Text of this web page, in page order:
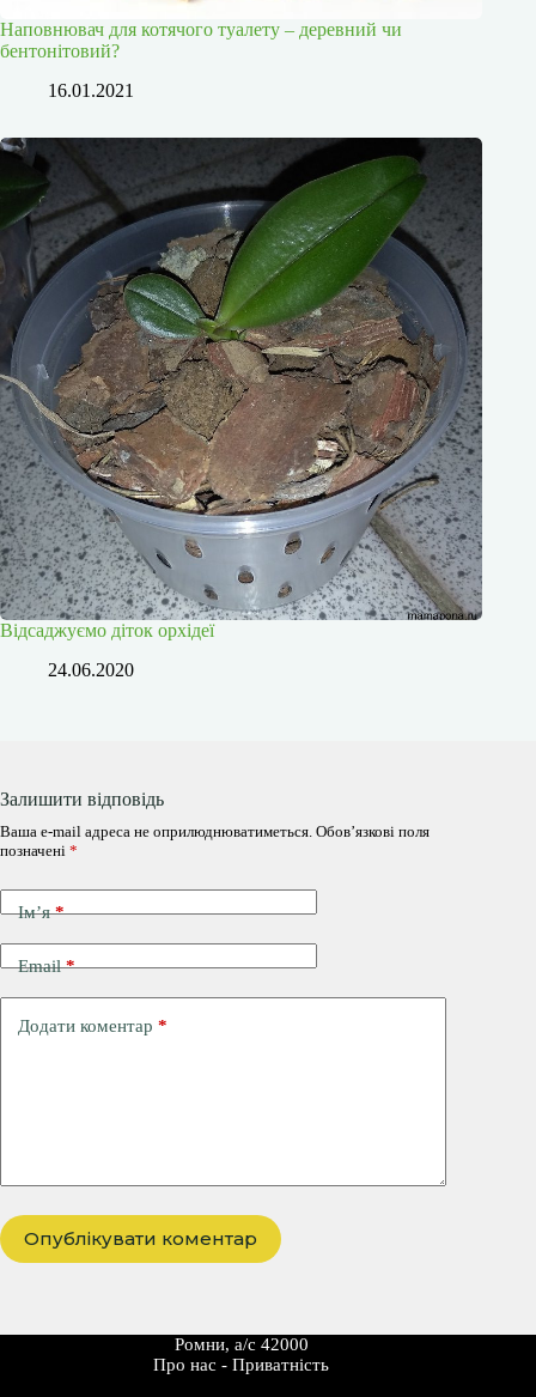
Наповнювач для котячого туалету – деревний чи
бентонітовий?
16.01.2021
Відсаджуємо діток орхідеї
24.06.2020
Залишити відповідь
Ваша e-mail адреса не оприлюднюватиметься. Обов’язкові поля
позначені *
Ім’я*
Email*
Додати коментар *
Опублікувати коментар
Ромни, а/с 42000
Про наc -Приватність